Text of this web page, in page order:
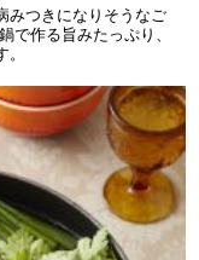
みつきになりそうなご
作る旨みたっぷり、